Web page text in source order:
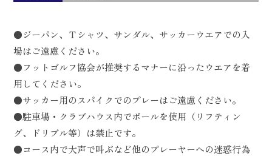
●ジーパン、Ｔシャツ、サンダル、サッカーウエアでの入
場はご遠慮ください。
●フットゴルフ協会が推奨するマナーに沿ったウエアを着
用してください。
●サッカー用のスパイクでのプレーはご遠慮ください。
●駐車場・クラブハウス内でボールを使用（リフティン
グ、ドリブル等）は禁止です。
●コース内で大声で叫ぶなど他のプレーヤーへの迷惑行為